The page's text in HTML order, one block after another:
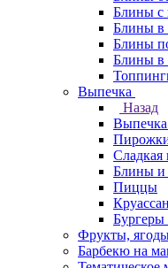
Блины с
Блины в
Блины
Блины в
Выпечка
Назад
Выпечка
Сладкая
Блины и
Пиццы
Фрукты,
Барбекю на